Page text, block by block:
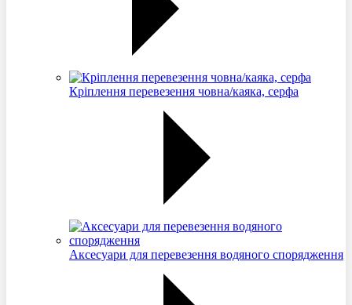
Кріплення перевезення човна/каяка, серфа
Аксесуари для перевезення водяного спорядження